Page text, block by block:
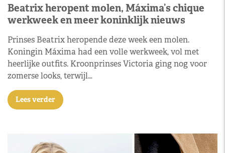
Beatrix heropent molen, Máxima’s chique
werkweek en meer koninklijk nieuws
Prinses Beatrix heropende deze week een molen.
Koningin Máxima had een volle werkweek, vol met
heerlijke outfits. Kroonprinses Victoria ging nog voor
zomerse looks, terwijl…
Lees verder